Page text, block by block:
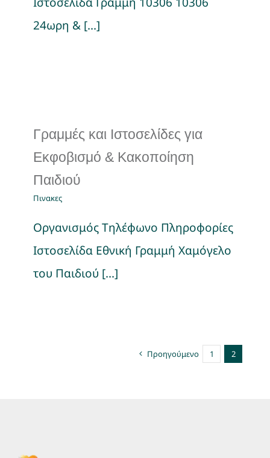
24ωρη & [...]
Γραμμές και Ιστοσελίδες για
Εκφοβισμό & Κακοποίηση
Παιδιού
Πινακες
Οργανισμός Τηλέφωνο Πληροφορίες
Ιστοσελίδα Εθνική Γραμμή Χαμόγελο
του Παιδιού [...]
Προηγούμενο 1 2